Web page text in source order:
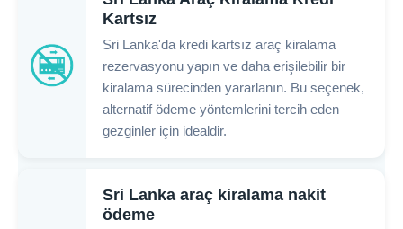
Kartsız
Sri Lanka'da kredi kartsız araç kiralama
rezervasyonu yapın ve daha erişilebilir bir
kiralama sürecinden yararlanın. Bu seçenek,
alternatif ödeme yöntemlerini tercih eden
gezginler için idealdir.
Sri Lanka araç kiralama nakit
ödeme